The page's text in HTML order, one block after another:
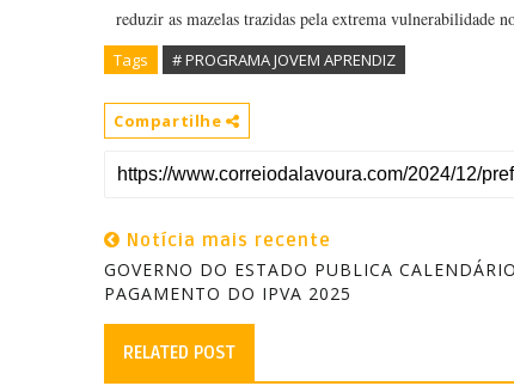
reduzir as mazelas trazidas pela extrema vulnerabilidade
Tags # PROGRAMA JOVEM APRENDIZ
Compartilhe
Notícia mais recente
GOVERNO DO ESTADO PUBLICA
PAGAMENTO DO IPVA 2025
RELATED POST